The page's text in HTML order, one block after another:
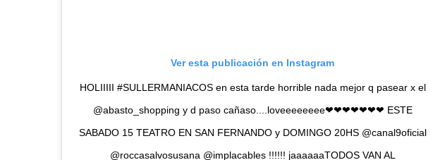
Ver esta publicación en Instagram
HOLIIIII #SULLERMANIACOS en esta tarde horrible nada mejor q pasear x el
@abasto_shopping y d paso cañaso....loveeeeeeee❤❤❤❤❤❤❤ ESTE
SABADO 15 TEATRO EN SAN FERNANDO y DOMINGO 20HS @canal9oficial
@roccasalvosusana @implacables !!!!!! jaaaaaaTODOS VAN AL